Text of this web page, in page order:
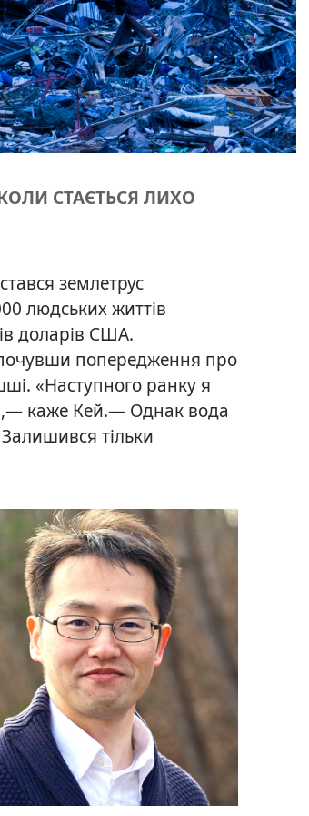
СТАЄТЬСЯ ЛИХО
землетрус
людських життів
доларів США.
попередження про
«Наступного ранку я
каже Кей.— Однак вода
тільки